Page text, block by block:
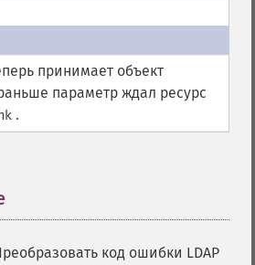
принимает объект
параметр ждал ресурс
.
код ошибки LDAP